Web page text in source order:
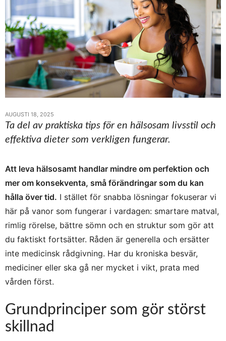
AUGUSTI 18, 2025
Ta del av praktiska tips för en hälsosam livsstil och
effektiva dieter som verkligen fungerar.
Att leva hälsosamt handlar mindre om perfektion och
mer om konsekventa, små förändringar som du kan
hålla över tid. I stället för snabba lösningar fokuserar vi
här på vanor som fungerar i vardagen: smartare matval,
rimlig rörelse, bättre sömn och en struktur som gör att
du faktiskt fortsätter. Råden är generella och ersätter
inte medicinsk rådgivning. Har du kroniska besvär,
mediciner eller ska gå ner mycket i vikt, prata med
vården först.
Grundprinciper som gör störst
skillnad